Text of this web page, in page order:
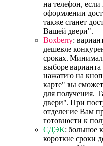
на телефон,
оформлении
также станет
Вашей двери".
Boxberry:
дешевле
сроках.
выборе
нажатию на
карте" вы
для получения.
двери". При
отделение Вам
готовности к
СДЭК: большое
короткие сроки